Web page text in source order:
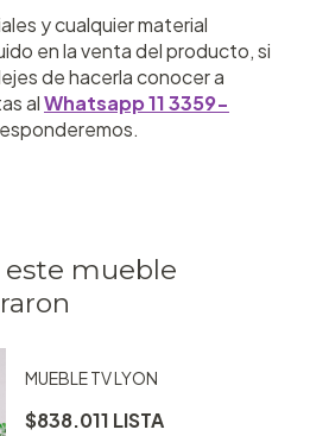
y cualquier material
en la venta del producto, si
de hacerla conocer a
alWhatsapp 11 3359-
este mueble
MUEBLE TV LYON
$838.011